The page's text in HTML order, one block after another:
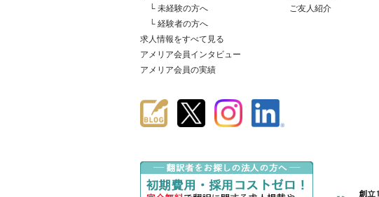
└ 未経験の方へ
└ 経験者の方へ
求人情報をすべて見る
アメリア会員インタビュー
アメリア会員の実績
ご友人紹介